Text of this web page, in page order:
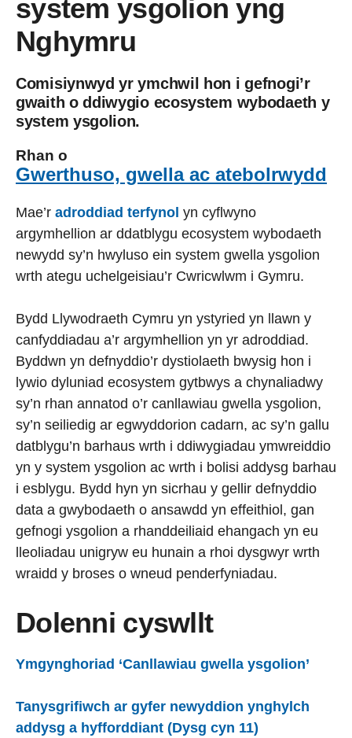
system ysgolion yng
Nghymru
Comisiynwyd yr ymchwil hon i gefnogi’r
gwaith o ddiwygio ecosystem wybodaeth y
system ysgolion.
Rhan o
Gwerthuso, gwella ac atebolrwydd
Mae’r adroddiad terfynol yn cyflwyno
argymhellion ar ddatblygu ecosystem wybodaeth
newydd sy’n hwyluso ein system gwella ysgolion
wrth ategu uchelgeisiau’r Cwricwlwm i Gymru.
Bydd Llywodraeth Cymru yn ystyried yn llawn y
canfyddiadau a’r argymhellion yn yr adroddiad.
Byddwn yn defnyddio’r dystiolaeth bwysig hon i
lywio dyluniad ecosystem gytbwys a chynaliadwy
sy’n rhan annatod o’r canllawiau gwella ysgolion,
sy’n seiliedig ar egwyddorion cadarn, ac sy’n gallu
datblygu’n barhaus wrth i ddiwygiadau ymwreiddio
yn y system ysgolion ac wrth i bolisi addysg barhau
i esblygu. Bydd hyn yn sicrhau y gellir defnyddio
data a gwybodaeth o ansawdd yn effeithiol, gan
gefnogi ysgolion a rhanddeiliaid ehangach yn eu
lleoliadau unigryw eu hunain a rhoi dysgwyr wrth
wraidd y broses o wneud penderfyniadau.
Dolenni cyswllt
Ymgynghoriad ‘Canllawiau gwella ysgolion’
Tanysgrifiwch ar gyfer newyddion ynghylch
addysg a hyfforddiant (Dysg cyn 11)